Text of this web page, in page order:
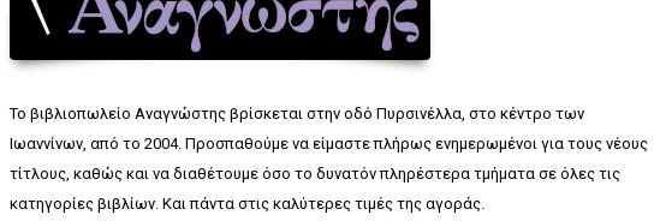
Το βιβλιοπωλείο Αναγνώστης βρίσκεται στην οδό Πυρσινέλλα, στο κέντρο των
Ιωαννίνων, από το 2004. Προσπαθούμε να είμαστε πλήρως ενημερωμένοι για τους νέους
τίτλους, καθώς και να διαθέτουμε όσο το δυνατόν πληρέστερα τμήματα σε όλες τις
κατηγορίες βιβλίων. Και πάντα στις καλύτερες τιμές της αγοράς.